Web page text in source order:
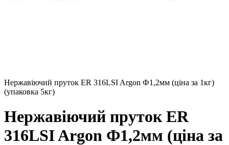
Нержавіючий пруток ER 316LSI Argon Ф1,2мм (ціна за 1кг)
(упаковка 5кг)
Нержавіючий пруток ER
316LSI Argon Ф1,2мм (ціна за